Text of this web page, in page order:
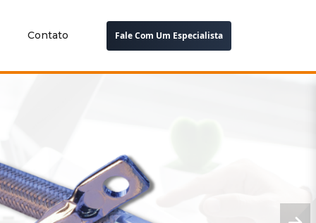
Contato Fale Com Um Especialista